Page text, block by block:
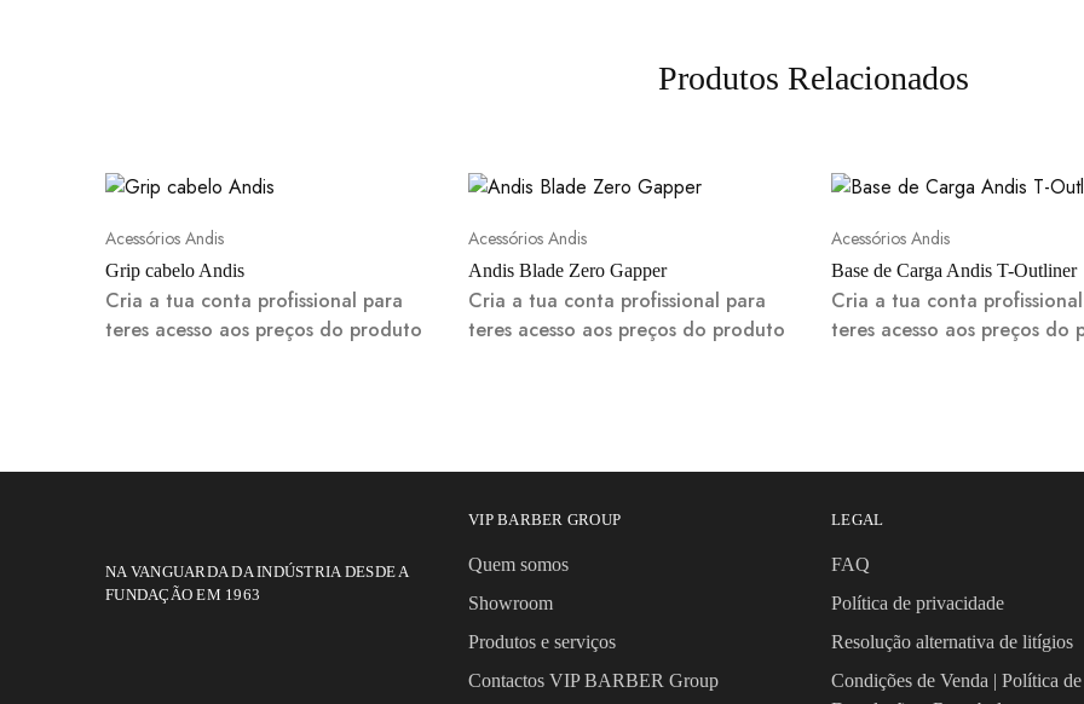
Produtos Relacionados
Acessórios Andis
Grip cabelo Andis
Cria a tua conta profissional para
teres acesso aos preços do produto
Acessórios Andis
Andis Blade Zero Gapper
Cria a tua conta profissional para
teres acesso aos preços do produto
Acessórios Andis
Base de Carga Andis T-Outliner
Cria a tua conta
teres acesso aos preços do
NA VANGUARDA DA INDÚSTRIA DESDE A
FUNDAÇÃO EM 1963
VIP BARBER GROUP
Quem somos
Showroom
Produtos e serviços
Contactos VIP BARBER Group
LEGAL
FAQ
Política de privacidade
Resolução alternativa de litígios
Condições de Venda | Política de